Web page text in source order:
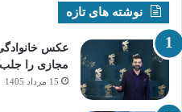
نوشته های تازه
عکس
مجازی را
15 مرداد 1405